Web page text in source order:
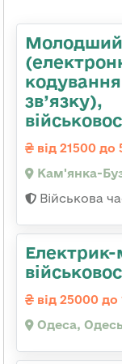
Молодший
зв’язку),
від 21500 до
Кам'янка-
Військова
Електрик-
від 25000 до
Одеса,